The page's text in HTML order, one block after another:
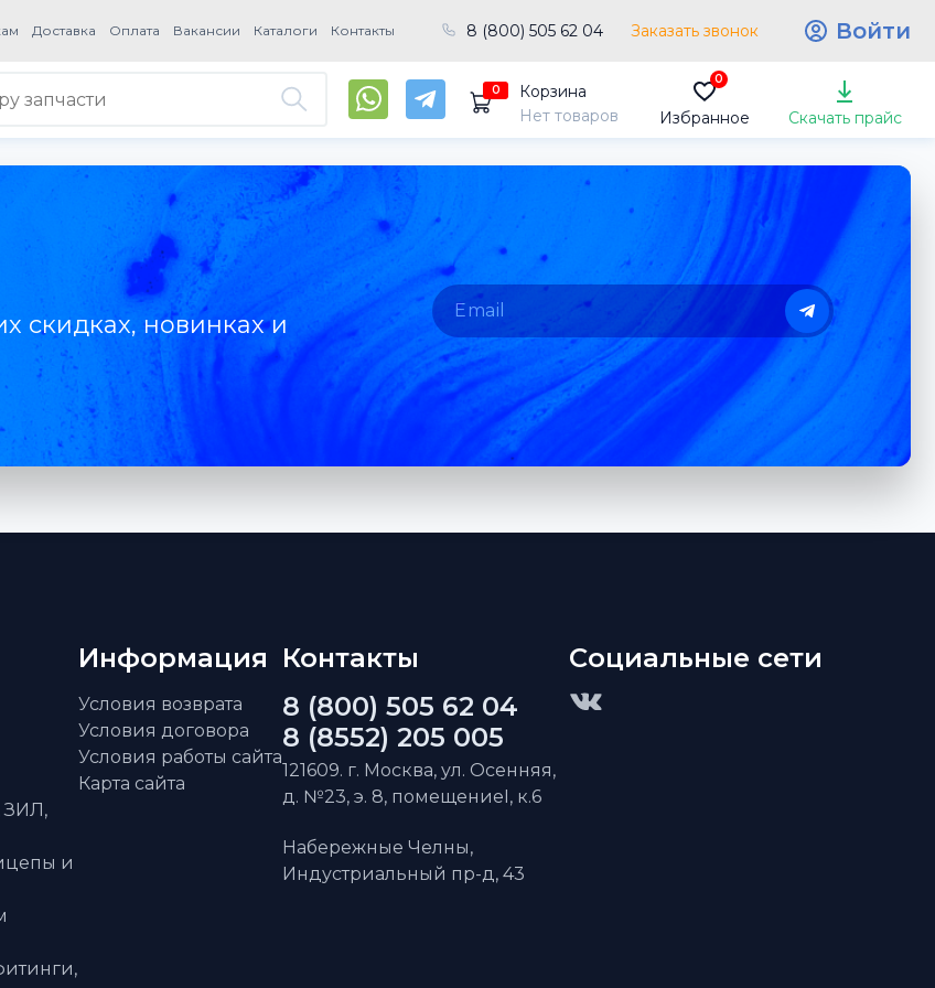
Доставка Оплата Вакансии Каталоги Контакты 8 (800) 505 62 04 Заказать звонок Войти
0
Корзина
Нет товаров
0
Избранное Скачать прайс
скидках, новинках и
ЗИЛ,
и
Информация
Условия возврата
Условия договора
Условия работы сайта
Карта сайта
Контакты
8 (800) 505 62 04
8 (8552) 205 005
121609. г. Москва, ул. Осенняя,
д. №23, э. 8, помещениеI, к.6
Набережные Челны,
Индустриальный пр-д, 43
Социальные сети